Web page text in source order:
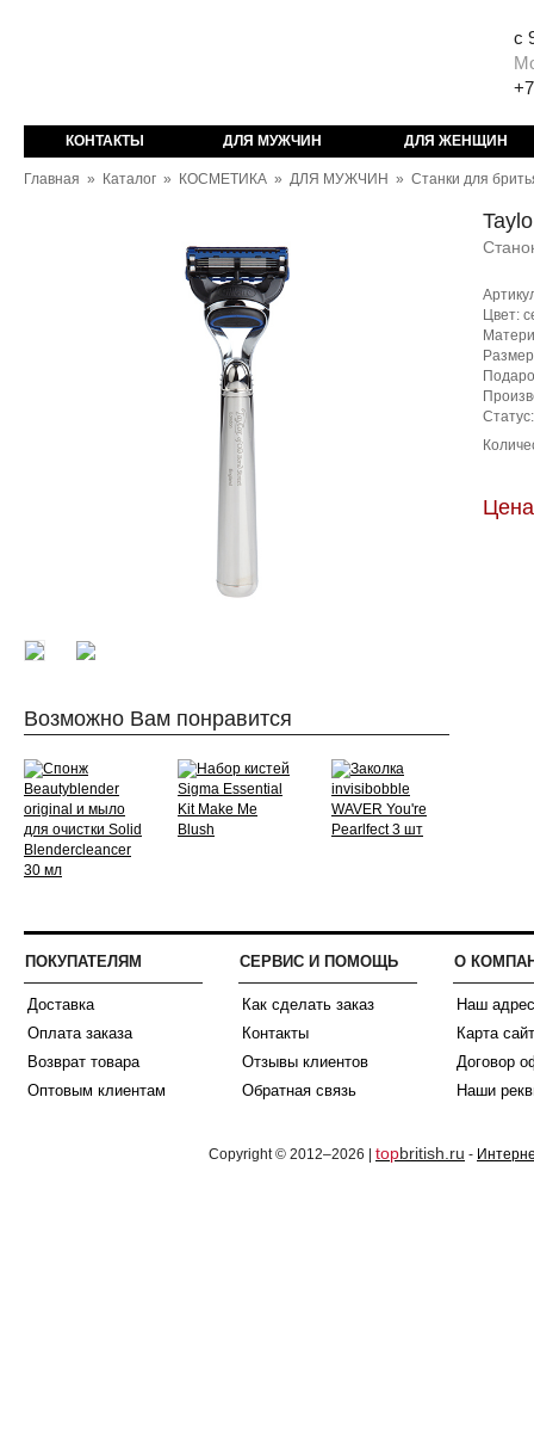
с
КОНТАКТЫ ДЛЯ МУЖЧИН ДЛЯ ЖЕНЩИН
Главная » Каталог » КОСМЕТИКА » ДЛЯ МУЖЧИН » Станки для
Цвет:
Возможно Вам понравится
ПОКУПАТЕЛЯМ
Доставка
Оплата заказа
Возврат товара
Оптовым клиентам
СЕРВИС И ПОМОЩЬ
Как сделать заказ
Контакты
Отзывы клиентов
Обратная связь
О
Наш адрес
Карта
Договор
Наши
Copyright © 2012–2026 | topbritish.ru -